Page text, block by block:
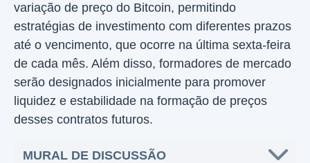
variação de preço do Bitcoin, permitindo
estratégias de investimento com diferentes prazos
até o vencimento, que ocorre na última sexta-feira
de cada mês. Além disso, formadores de mercado
serão designados inicialmente para promover
liquidez e estabilidade na formação de preços
desses contratos futuros.
MURAL DE DISCUSSÃO